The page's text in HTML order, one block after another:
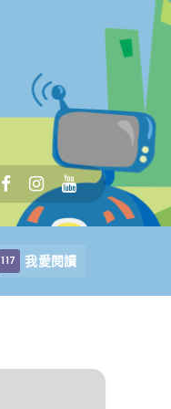
117 我愛閱讀